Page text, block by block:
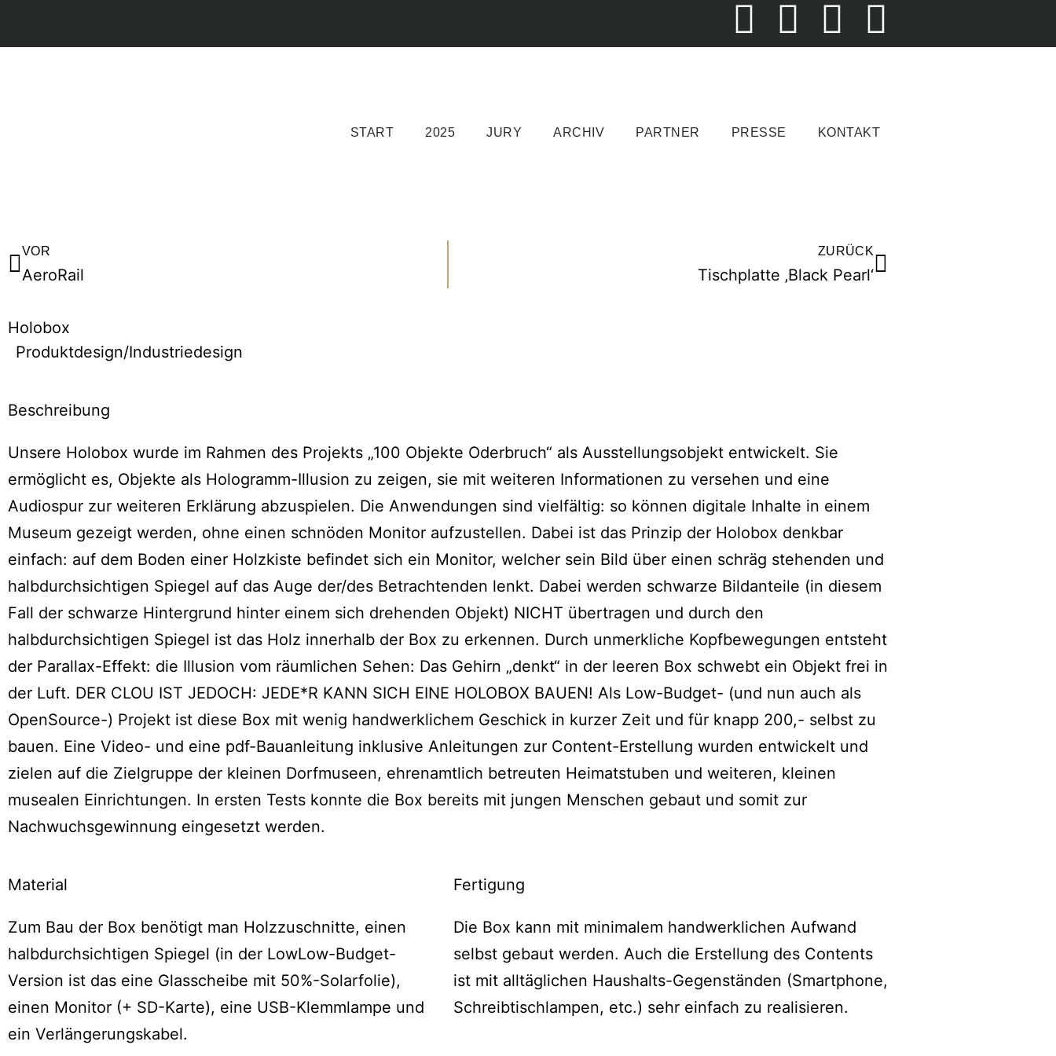
START 2025 JURY ARCHIV PARTNER PRESSE KONTAKT
VOR
AeroRail
ZURÜCK
Tischplatte ‚Black Pearl‘
Holobox
Produktdesign/Industriedesign
Beschreibung
Unsere Holobox wurde im Rahmen des Projekts „100 Objekte Oderbruch“ als Ausstellungsobjekt entwickelt. Sie
ermöglicht es, Objekte als Hologramm-Illusion zu zeigen, sie mit weiteren Informationen zu versehen und eine
Audiospur zur weiteren Erklärung abzuspielen. Die Anwendungen sind vielfältig: so können digitale Inhalte in einem
Museum gezeigt werden, ohne einen schnöden Monitor aufzustellen. Dabei ist das Prinzip der Holobox denkbar
einfach: auf dem Boden einer Holzkiste befindet sich ein Monitor, welcher sein Bild über einen schräg stehenden und
halbdurchsichtigen Spiegel auf das Auge der/des Betrachtenden lenkt. Dabei werden schwarze Bildanteile (in diesem
Fall der schwarze Hintergrund hinter einem sich drehenden Objekt) NICHT übertragen und durch den
halbdurchsichtigen Spiegel ist das Holz innerhalb der Box zu erkennen. Durch unmerkliche Kopfbewegungen entsteht
der Parallax-Effekt: die Illusion vom räumlichen Sehen: Das Gehirn „denkt“ in der leeren Box schwebt ein Objekt frei in
der Luft. DER CLOU IST JEDOCH: JEDE*R KANN SICH EINE HOLOBOX BAUEN! Als Low-Budget- (und nun auch als
OpenSource-) Projekt ist diese Box mit wenig handwerklichem Geschick in kurzer Zeit und für knapp 200,- selbst zu
bauen. Eine Video- und eine pdf-Bauanleitung inklusive Anleitungen zur Content-Erstellung wurden entwickelt und
zielen auf die Zielgruppe der kleinen Dorfmuseen, ehrenamtlich betreuten Heimatstuben und weiteren, kleinen
musealen Einrichtungen. In ersten Tests konnte die Box bereits mit jungen Menschen gebaut und somit zur
Nachwuchsgewinnung eingesetzt werden.
Material
Zum Bau der Box benötigt man Holzzuschnitte, einen
halbdurchsichtigen Spiegel (in der LowLow-Budget-
Version ist das eine Glasscheibe mit 50%-Solarfolie),
einen Monitor (+ SD-Karte), eine USB-Klemmlampe und
ein Verlängerungskabel.
Fertigung
Die Box kann mit minimalem handwerklichen Aufwand
selbst gebaut werden. Auch die Erstellung des Contents
ist mit alltäglichen Haushalts-Gegenständen (Smartphone,
Schreibtischlampen, etc.) sehr einfach zu realisieren.